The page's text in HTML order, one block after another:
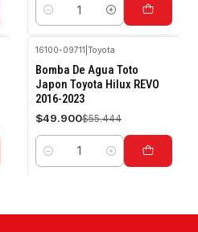
Cantidad
-10%
OFF
16100-09711 Toyota
Bomba De Agua Toto
Japon Toyota Hilux REVO
2016-2023
$49.900$55.444
Cantidad